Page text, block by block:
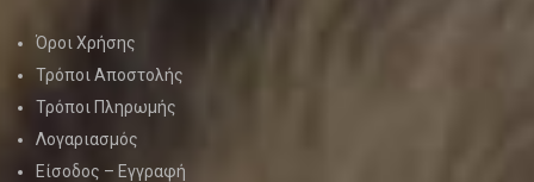
Όροι Χρήσης
Τρόποι Αποστολής
Τρόποι Πληρωμής
Λογαριασμός
Είσοδος – Εγγραφή